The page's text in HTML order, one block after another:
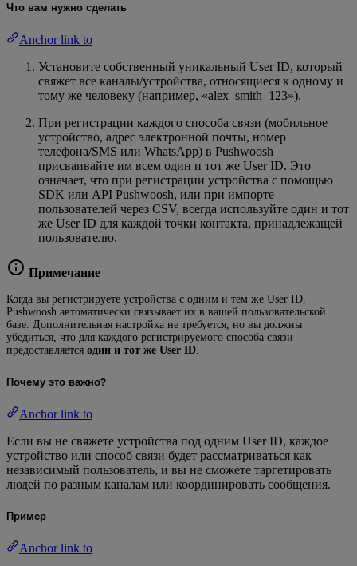
Что вам нужно сделать
Anchor link to
Установите собственный уникальный User ID, который
свяжет все каналы/устройства, относящиеся к одному и
тому же человеку (например, «alex_smith_123»).
При регистрации каждого способа связи (мобильное
устройство, адрес электронной почты, номер
телефона/SMS или WhatsApp) в Pushwoosh
присваивайте им всем один и тот же User ID. Это
означает, что при регистрации устройства с помощью
SDK или API Pushwoosh, или при импорте
пользователей через CSV, всегда используйте один и тот
же User ID для каждой точки контакта, принадлежащей
пользователю.
Примечание
Когда вы регистрируете устройства с одним и тем же User ID,
Pushwoosh автоматически связывает их в вашей пользовательской
базе. Дополнительная настройка не требуется, но вы должны
убедиться, что для каждого регистрируемого способа связи
предоставляется один и тот же User ID.
Почему это важно?
Anchor link to
Если вы не свяжете устройства под одним User ID, каждое
устройство или способ связи будет рассматриваться как
независимый пользователь, и вы не сможете таргетировать
людей по разным каналам или координировать сообщения.
Пример
Anchor link to